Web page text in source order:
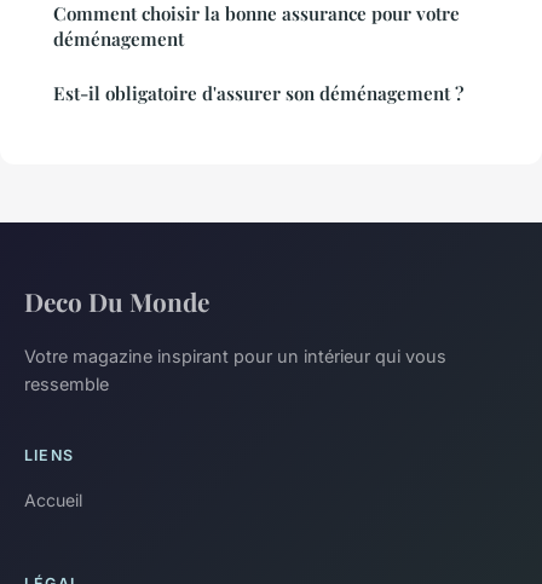
Comment choisir la bonne assurance pour votre
déménagement
Est-il obligatoire d'assurer son déménagement ?
Deco Du Monde
Votre magazine inspirant pour un intérieur qui vous
ressemble
LIENS
Accueil